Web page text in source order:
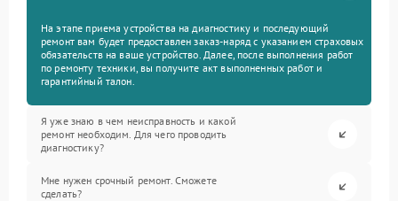
На этапе приема устройства на диагностику и последующий
ремонт вам будет предоставлен заказ-наряд с указанием страховых
обязательств на ваше устройство. Далее, после выполнения работ
по ремонту техники, вы получите акт выполненных работ и
гарантийный талон.
Я уже знаю в чем неисправность и какой
ремонт необходим. Для чего проводить
диагностику?
Мне нужен срочный ремонт. Сможете
сделать?